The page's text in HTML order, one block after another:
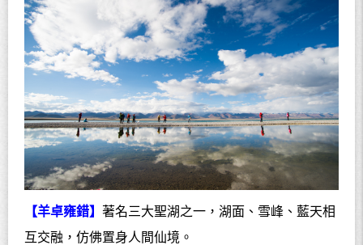
【羊卓雍錯】 著名三大聖湖之一，湖面、雪峰、藍天相
互交融，仿佛置身人間仙境。